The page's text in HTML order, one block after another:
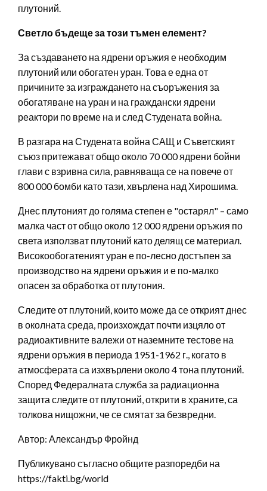
плутоний.
Светло бъдеще за този тъмен елемент?
За създаването на ядрени оръжия е необходим
плутоний или обогатен уран. Това е една от
причините за изграждането на съоръжения за
обогатяване на уран и на граждански ядрени
реактори по време на и след Студената война.
В разгара на Студената война САЩ и Съветският
съюз притежават общо около 70 000 ядрени бойни
глави с взривна сила, равняваща се на повече от
800 000 бомби като тази, хвърлена над Хирошима.
Днес плутоният до голяма степен е "остарял" – само
малка част от общо около 12 000 ядрени оръжия по
света използват плутоний като делящ се материал.
Високообогатеният уран е по-лесно достъпен за
производство на ядрени оръжия и е по-малко
опасен за обработка от плутония.
Следите от плутоний, които може да се открият днес
в околната среда, произхождат почти изцяло от
радиоактивните валежи от наземните тестове на
ядрени оръжия в периода 1951-1962 г., когато в
атмосферата са изхвърлени около 4 тона плутоний.
Според Федералната служба за радиационна
защита следите от плутоний, открити в храните, са
толкова нищожни, че се смятат за безвредни.
Автор: Александър Фройнд
Публикувано съгласно общите разпоредби на
https://fakti.bg/world